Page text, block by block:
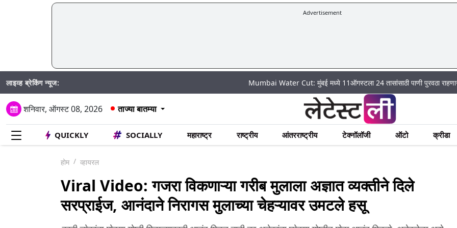
Advertisement
लाइव्ह ब्रेकिंग न्यूज: Mumbai Water Cut: मुंबई मध्ये 11ऑगस्टला 24 तासांसाठी पाणी पुरवठा राहणार बंद; पहा
शनिवार, ऑगस्ट 08, 2026 ताज्या बातम्या
QUICKLY SOCIALLY महाराष्ट्र राष्ट्रीय आंतरराष्ट्रीय टेक्नॉलॉजी ऑटो क्रीडा
होम व्हायरल
Viral Video: गजरा विकणाऱ्या गरीब मुलाला अज्ञात व्यक्तीने दिले
सरप्राईज, आनंदाने निरागस मुलाच्या चेहऱ्यावर उमटले हसू